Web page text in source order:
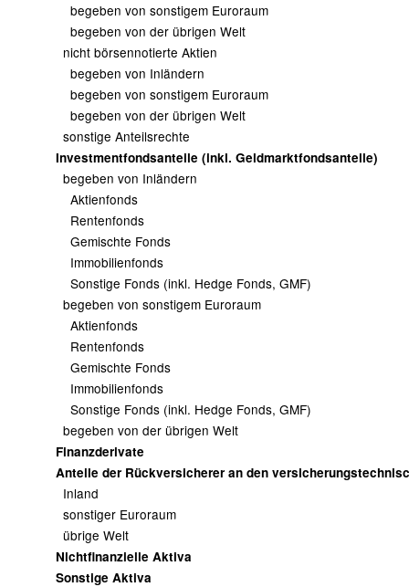
begeben von sonstigem Euroraum
begeben von der übrigen Welt
nicht börsennotierte Aktien
begeben von Inländern
begeben von sonstigem Euroraum
begeben von der übrigen Welt
sonstige Anteilsrechte
Investmentfondsanteile (inkl. Geldmarktfondsanteile)
begeben von Inländern
Aktienfonds
Rentenfonds
Gemischte Fonds
Immobilienfonds
Sonstige Fonds (inkl. Hedge Fonds, GMF)
begeben von sonstigem Euroraum
Aktienfonds
Rentenfonds
Gemischte Fonds
Immobilienfonds
Sonstige Fonds (inkl. Hedge Fonds, GMF)
begeben von der übrigen Welt
Finanzderivate
Anteile der Rückversicherer an den
Inland
sonstiger Euroraum
übrige Welt
Nichtfinanzielle Aktiva
Sonstige Aktiva